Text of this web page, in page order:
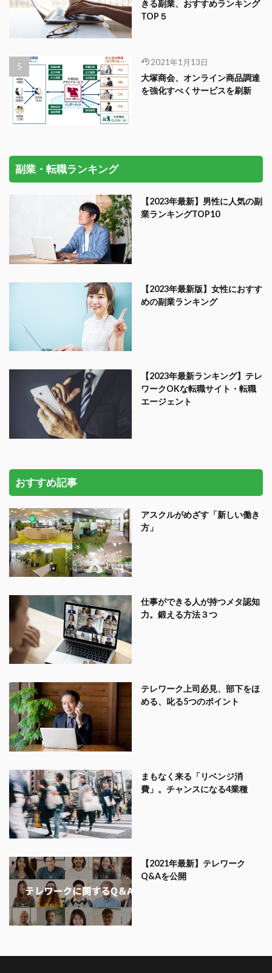
きる副業、おすすめランキング
TOP５
2021年1月13日
大塚商会、オンライン商品調達
を強化すべくサービスを刷新
副業・転職ランキング
【2023年最新】男性に人気の副
業ランキングTOP10
【2023年最新版】女性におすす
めの副業ランキング
【2023年最新ランキング】テレ
ワークOKな転職サイト・転職
エージェント
おすすめ記事
アスクルがめざす「新しい働き
方」
仕事ができる人が持つメタ認知
力。鍛える方法３つ
テレワーク上司必見、部下をほ
める、叱る5つのポイント
まもなく来る「リベンジ消
費」。チャンスになる4業種
【2021年最新】テレワーク
Q&Aを公開